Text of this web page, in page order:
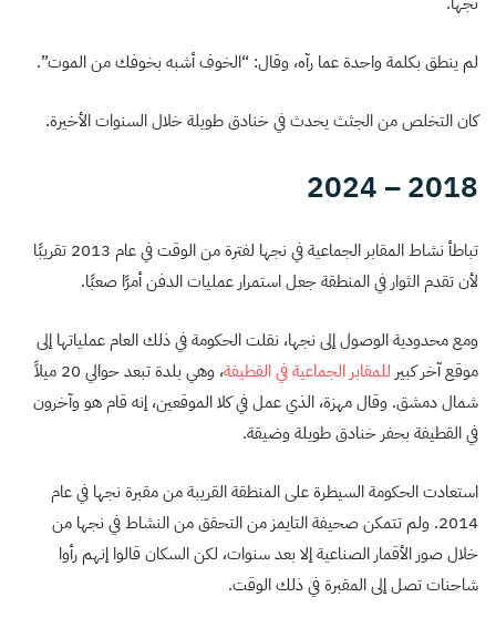
لم ينطق بكلمة واحدة عما رآه، وقال: “الخوف أشبه بخوفك من الموت”.
كان التخلص من الجثث يحدث في خنادق طويلة خلال السنوات الأخيرة.
2018 – 2024
تباطأ نشاط المقابر الجماعية في نجها لفترة من الوقت في عام 2013 تقريبًا
لأن تقدم الثوار في المنطقة جعل استمرار عمليات الدفن أمرًا صعبًا.
ومع محدودية الوصول إلى نجها، نقلت الحكومة في ذلك العام عملياتها إلى
موقع آخر كبير للمقابر الجماعية في القطيفة
، وهي بلدة تبعد حوالي 20 ميلاً
شمال دمشق. وقال مهزة، الذي عمل في كلا الموقعين، إنه قام هو وآخرون
في القطيفة بحفر خنادق طويلة وضيقة.
استعادت الحكومة السيطرة على المنطقة القريبة من مقبرة نجها في عام
2014. ولم تتمكن صحيفة التايمز من التحقق من النشاط في نجها من
خلال صور الأقمار الصناعية إلا بعد سنوات، لكن السكان قالوا إنهم رأوا
شاحنات تصل إلى المقبرة في ذلك الوقت.